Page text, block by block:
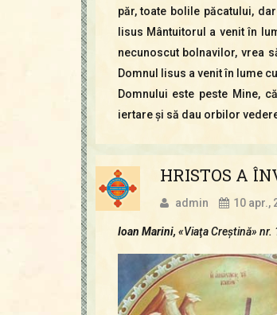
păr, toate bolile păcatului,
Iisus Mântuitorul a venit în
necunoscut bolnavilor, vrea
Domnul Iisus a venit în lume
Domnului este peste Mine,
iertare şi să dau orbilor
HRISTOS A
admin 10 apr.,
Ioan Marini, «Viaţa Creştină» nr.